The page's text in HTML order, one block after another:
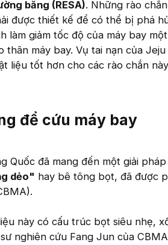
băng (RESA). Những rào
được thiết kế để có thể bị phá
làm giảm tốc độ của máy bay
máy bay. Vụ tai nạn của
liệu tốt hơn cho các rào chắn
để cứu máy bay
Quốc đã mang đến một giải
dẻo" hay bê tông bọt, đã được
này có cấu trúc bọt siêu nhẹ,
nghiên cứu Fang Jun của